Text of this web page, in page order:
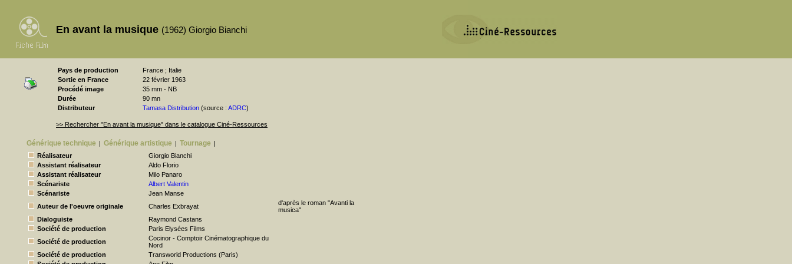
En avant la musique (1962) Giorgio Bianchi
Pays de production
France ; Italie
Sortie en France
22 février 1963
Procédé image
35 mm - NB
Durée
90 mn
Distributeur
Tamasa Distribution (source : ADRC)
>> Rechercher "En avant la musique" dans le catalogue Ciné-Ressources
Générique technique | Générique artistique | Tournage |
Réalisateur
Giorgio Bianchi
Assistant réalisateur
Aldo Florio
Assistant réalisateur
Milo Panaro
Scénariste
Albert Valentin
Scénariste
Jean Manse
Auteur de l'oeuvre originale
Charles Exbrayat
d'après le roman "Avanti la
musica"
Dialoguiste
Raymond Castans
Société de production
Paris Elysées Films
Société de production
Cocinor - Comptoir Cinématographique du
Nord
Société de production
Transworld Productions (Paris)